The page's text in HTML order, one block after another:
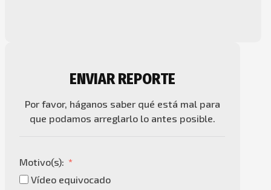
ENVIAR REPORTE
Por favor, háganos saber qué está mal para
que podamos arreglarlo lo antes posible.
Motivo(s):
Vídeo equivocado